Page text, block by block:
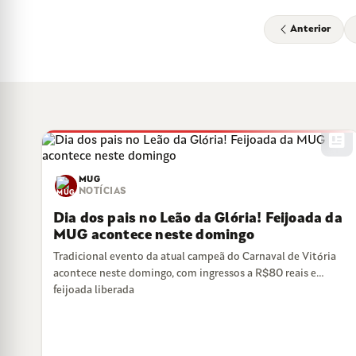
Anterior
newsmode
MUG
NOTÍCIAS
Dia dos pais no Leão da Glória! Feijoada da
MUG acontece neste domingo
Tradicional evento da atual campeã do Carnaval de Vitória
acontece neste domingo, com ingressos a R$80 reais e
feijoada liberada